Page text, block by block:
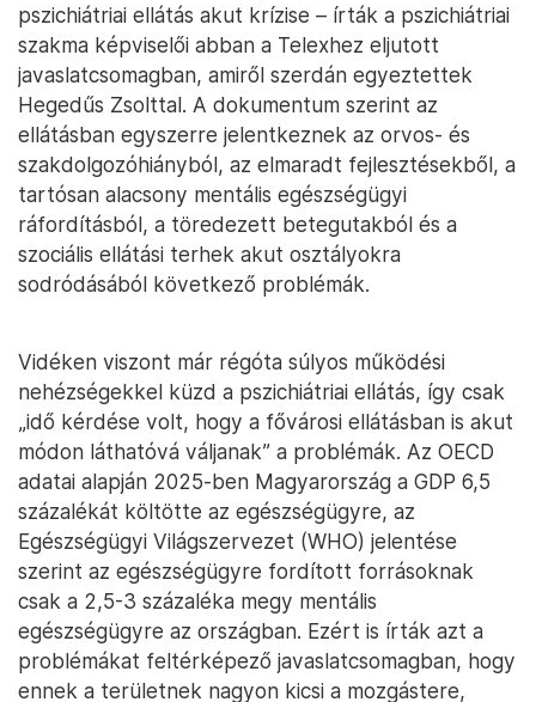
pszichiátriai ellátás akut krízise – írták a pszichiátriai
szakma képviselői abban a Telexhez eljutott
javaslatcsomagban, amiről szerdán egyeztettek
Hegedűs Zsolttal. A dokumentum szerint az
ellátásban egyszerre jelentkeznek az orvos- és
szakdolgozóhiányból, az elmaradt fejlesztésekből, a
tartósan alacsony mentális egészségügyi
ráfordításból, a töredezett betegutakból és a
szociális ellátási terhek akut osztályokra
sodródásából következő problémák.
Vidéken viszont már régóta súlyos működési
nehézségekkel küzd a pszichiátriai ellátás, így csak
„idő kérdése volt, hogy a fővárosi ellátásban is akut
módon láthatóvá váljanak” a problémák. Az OECD
adatai alapján 2025-ben Magyarország a GDP 6,5
százalékát költötte az egészségügyre, az
Egészségügyi Világszervezet (WHO) jelentése
szerint az egészségügyre fordított forrásoknak
csak a 2,5-3 százaléka megy mentális
egészségügyre az országban. Ezért is írták azt a
problémákat feltérképező javaslatcsomagban, hogy
ennek a területnek nagyon kicsi a mozgástere,